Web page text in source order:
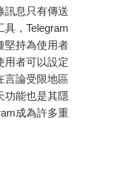
訊息只有傳送
，Telegram
堅持為使用者
用者可以設定
言論受限地區
功能也是其隱
成為許多重